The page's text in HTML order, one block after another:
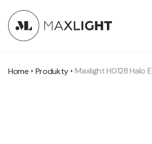
Home Produkty Maxlight H0128 Halo E